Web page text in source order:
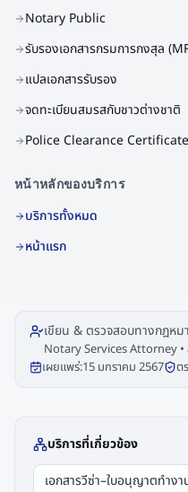
Notary Public
รับรองเอกสารกรมการกงสุล
แปลเอกสารรับรอง
จดทะเบียนสมรสกับชาวต่างชาติ
Police Clearance Certificate
หน้าหลักของบริการ
บริการทั้งหมด
หน้าแรก
เขียน & ตรวจสอบทางกฎหม
Notary Services Attorney •
เผยแพร่:15 มกราคม 2567 ต
บริการที่เกี่ยวข้อง
เอกสารวีซ่า–ใบอนุญาตทำง